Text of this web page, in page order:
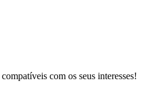
com os seus interesses!